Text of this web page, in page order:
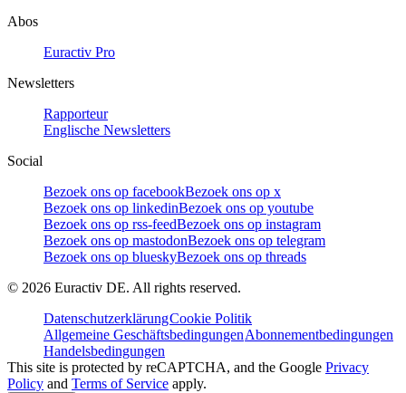
Abos
Euractiv Pro
Newsletters
Rapporteur
Englische Newsletters
Social
Bezoek ons op facebookBezoek ons op x
Bezoek ons op linkedinBezoek ons op youtube
Bezoek ons op rss-feedBezoek ons op instagram
Bezoek ons op mastodonBezoek ons op telegram
Bezoek ons op blueskyBezoek ons op threads
© 2026 Euractiv DE. All rights reserved.
DatenschutzerklärungCookie Politik
Allgemeine GeschäftsbedingungenAbonnementbedingungen
Handelsbedingungen
This site is protected by reCAPTCHA, and the Google Privacy
Policy and Terms of Service apply.